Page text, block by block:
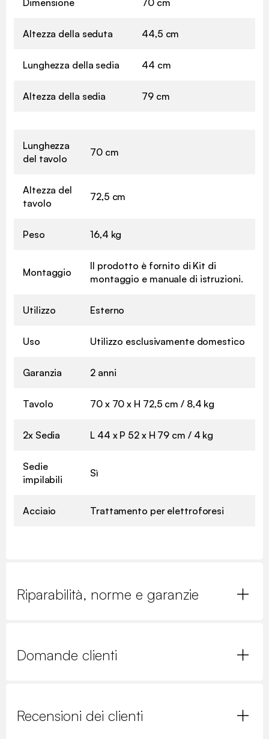
Altezza della seduta 44,5 cm
Lunghezza della sedia 44 cm
Altezza della sedia 79 cm
Lunghezza
del tavolo
70 cm
Altezza del
tavolo
72,5 cm
Peso 16,4 kg
Montaggio
Il prodotto è fornito di Kit di
montaggio e manuale di istruzioni.
Utilizzo Esterno
Uso Utilizzo esclusivamente domestico
Garanzia 2 anni
Tavolo 70 x 70 x H 72,5 cm / 8,4 kg
2x Sedia L 44 x P 52 x H 79 cm / 4 kg
Sedie
impilabili
Sì
Acciaio Trattamento per elettroforesi
Riparabilità, norme e garanzie
Domande clienti
Recensioni dei clienti